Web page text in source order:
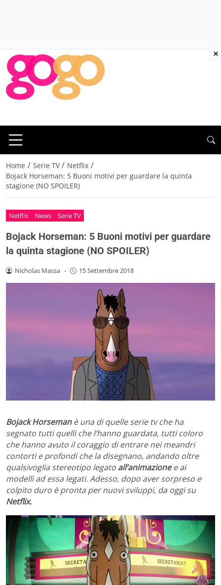
Home / Serie TV / Netflix /
Bojack Horseman: 5 Buoni motivi per guardare la quinta
stagione (NO SPOILER)
Netflix News Serie TV
Bojack Horseman: 5 Buoni motivi per guardare
la quinta stagione (NO SPOILER)
Nicholas Massa - 15 Settembre 2018
Bojack Horsemanè una di quelle serie tv che ha
segnato tutti quelli che l’hanno guardata, tutti coloro
che hanno avuto il coraggio di entrare nei meandri
contorti e profondi che la disegnano, andando oltre
qualsivoglia stereotipo legato all’animazionee ai
modelli ad essa legati. Adesso, dopo aver sorpreso e
colpito duro è pronta per nuovi sviluppi, da oggi su
Netflix.
×